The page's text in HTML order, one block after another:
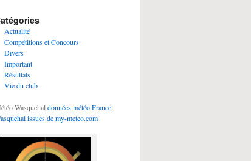
Actualité
Compétitions et Concours
Divers
Important
Résultats
Vie du club
Wasquehaldonnées météo France
issues de my-meteo.com